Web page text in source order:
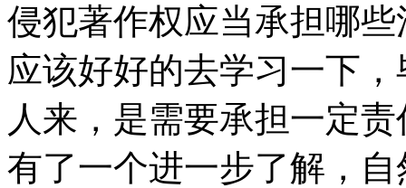
侵犯著作权应当承担哪
应该好好的去学习一下
人来，是需要承担一定
有了一个进一步了解，